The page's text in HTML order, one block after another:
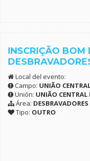
INSCRIÇÃO
Local del evento:
Campo: UNIÃO
Unión: UNIÃO CENTRAL
Área: DESBRAVADORES
Tipo: OUTRO